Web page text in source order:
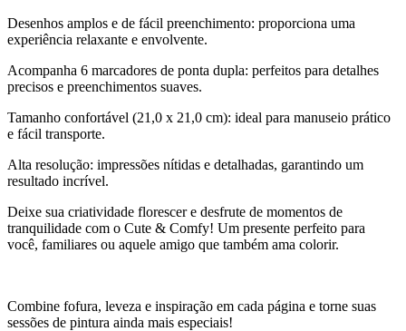
Desenhos amplos e de fácil preenchimento: proporciona uma
experiência relaxante e envolvente.
Acompanha 6 marcadores de ponta dupla: perfeitos para detalhes
precisos e preenchimentos suaves.
Tamanho confortável (21,0 x 21,0 cm): ideal para manuseio prático
e fácil transporte.
Alta resolução: impressões nítidas e detalhadas, garantindo um
resultado incrível.
Deixe sua criatividade florescer e desfrute de momentos de
tranquilidade com o Cute & Comfy! Um presente perfeito para
você, familiares ou aquele amigo que também ama colorir.
Combine fofura, leveza e inspiração em cada página e torne suas
sessões de pintura ainda mais especiais!